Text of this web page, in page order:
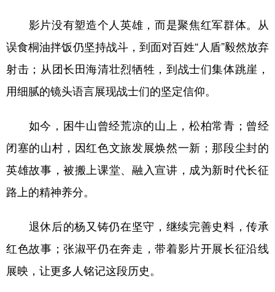
影片没有塑造个人英雄，而是聚焦红军群体。从
误食桐油拌饭仍坚持战斗，到面对百姓“人盾”毅然放弃
射击；从团长田海清壮烈牺牲，到战士们集体跳崖，
用细腻的镜头语言展现战士们的坚定信仰。
如今，困牛山曾经荒凉的山上，松柏常青；曾经
闭塞的山村，因红色文旅发展焕然一新；那段尘封的
英雄故事，被搬上课堂、融入宣讲，成为新时代长征
路上的精神养分。
退休后的杨又铸仍在坚守，继续完善史料，传承
红色故事；张淑平仍在奔走，带着影片开展长征沿线
展映，让更多人铭记这段历史。